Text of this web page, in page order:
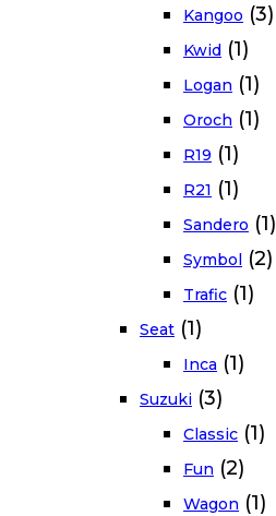
Kangoo (3)
Kwid (1)
Logan (1)
Oroch (1)
R19 (1)
R21 (1)
Sandero (1)
Symbol (2)
Trafic (1)
Seat (1)
Inca (1)
Suzuki (3)
Classic (1)
Fun (2)
Wagon (1)